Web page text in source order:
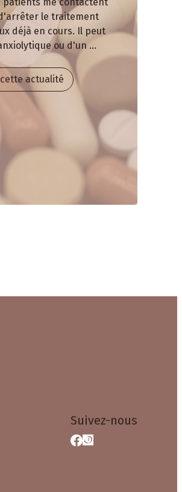
patients me contactent
le traitement
déjà en cours. Il peut
ou d'un ...
actualité
Suivez-nous